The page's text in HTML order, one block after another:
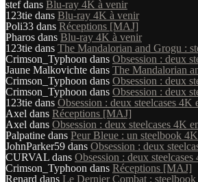
stefdans Blu-ray 4K à venir
123tie dans Blu-ray 4K à venir
Poli33 dans Réceptions [MAJ]
Pharos dans Blu-ray 4K à venir
123tie dans The Mandalorian and Grogu :
Crimson_Typhoon dans Obsession : deux
Jaune Malkovichte dans The Mandalorian
Crimson_Typhoon dans Obsession : deux
Crimson_Typhoon dans Obsession : deux
123tie dans Obsession : deux steelcases
Axel dans Réceptions [MAJ]
Axel dans Obsession : deux steelcases 4K
Palpatine dans Peur Bleue : un steelbook
JohnParker59 dans Obsession : deux
CURVAL dans Obsession : deux
Crimson_Typhoon dans Réceptions [MAJ]
Renard dans Le Dernier Combat :